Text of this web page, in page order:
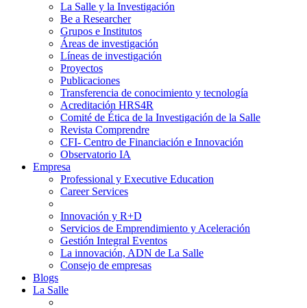
La Salle y la Investigación
Be a Researcher
Grupos e Institutos
Áreas de investigación
Líneas de investigación
Proyectos
Publicaciones
Transferencia de conocimiento y tecnología
Acreditación HRS4R
Comité de Ética de la Investigación de la Salle
Revista Comprendre
CFI- Centro de Financiación e Innovación
Observatorio IA
Empresa
Professional y Executive Education
Career Services
Innovación y R+D
Servicios de Emprendimiento y Aceleración
Gestión Integral Eventos
La innovación, ADN de La Salle
Consejo de empresas
Blogs
La Salle